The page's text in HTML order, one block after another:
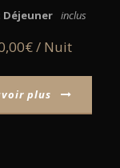
inclus
/ Nuit
plus